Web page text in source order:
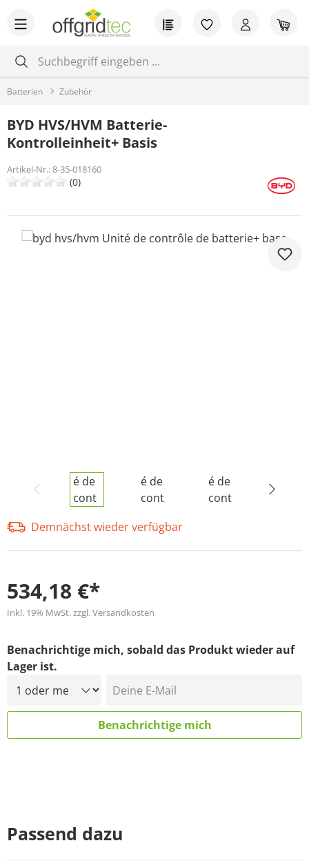
Zum Hauptinhalt springen Du hast 0
Batterien Zubehör
BYD HVS/HVM Batterie-
Kontrolleinheit+ Basis
Artikel-Nr.:8-35-018160
(0)
Bildergalerie überspringen
Demnächst wieder verfügbar
534,18 €*
Inkl. 19% MwSt. zzgl. Versandkosten
Benachrichtige mich, sobald das Produkt wieder auf
Lager ist.
Deine E-Mail
Benachrichtige mich
Passend dazu